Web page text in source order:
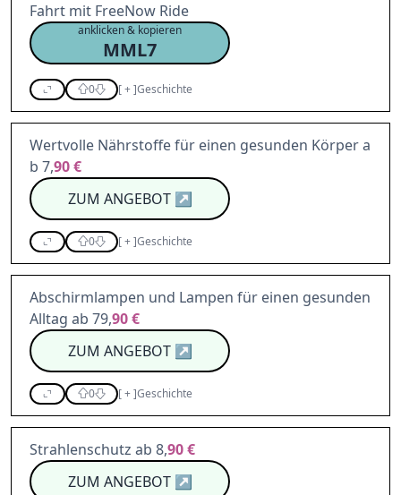
Fahrt mit FreeNow Ride
anklicken & kopieren
MML7
0 [+]Geschichte
Wertvolle Nährstoffe für einen gesunden Körper a
b 7,90 €
ZUM ANGEBOT↗
0 [+]Geschichte
Abschirmlampen und Lampen für einen gesunden
Alltag ab 79,90 €
ZUM ANGEBOT↗
0 [+]Geschichte
Strahlenschutz ab 8,90 €
ZUM ANGEBOT↗